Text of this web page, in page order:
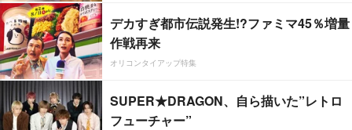
デカすぎ都市伝説発生!?ファミマ45％増量
作戦再来
オリコンタイアップ特集
SUPER★DRAGON、自ら描いた”レトロ
フューチャー”